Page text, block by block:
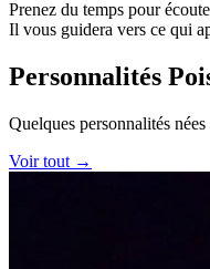
Prenez du temps pour
Il vous guidera vers ce qui
Personnalités
Quelques personnalités
Voir tout →